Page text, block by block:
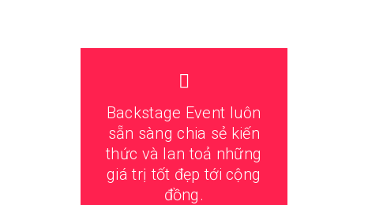
Backstage Event luôn
sẵn sàng chia sẻ kiến
thức và lan toả những
giá trị tốt đẹp tới cộng
đồng.